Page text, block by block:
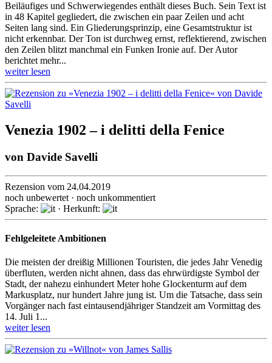
Beiläufiges und Schwerwiegendes enthält dieses Buch. Sein Text ist
in 48 Kapitel gegliedert, die zwischen ein paar Zeilen und acht
Seiten lang sind. Ein Gliede­rungs­prinzip, eine Gesamt­struktur ist
nicht erkennbar. Der Ton ist durchweg ernst, reflek­tierend, zwischen
den Zeilen blitzt manchmal ein Funken Ironie auf. Der Autor
berichtet mehr...
weiter lesen
Venezia 1902 – i delitti della Fenice
von Davide Savelli
Rezension vom 24.04.2019
noch unbewertet · noch unkommentiert
Sprache:
· Herkunft:
Fehlgeleitete Ambitionen
Die meisten der dreißig Millionen Touristen, die jedes Jahr Venedig
überfluten, werden nicht ahnen, dass das ehrwür­digste Symbol der
Stadt, der nahezu einhundert Meter hohe Glockenturm auf dem
Markusplatz, nur hundert Jahre jung ist. Um die Tatsache, dass sein
Vorgänger nach fast ein­tausend­jähri­ger Standzeit am Vormittag des
14. Juli 1...
weiter lesen